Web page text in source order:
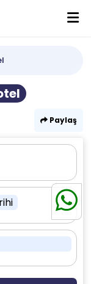
Paylaş